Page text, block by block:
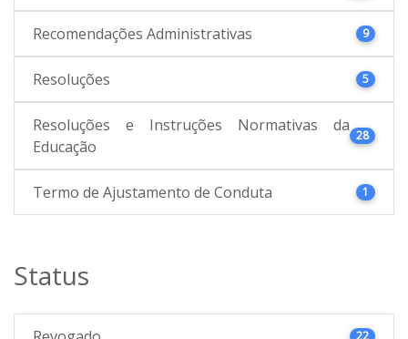
Recomendações Administrativas 9
Resoluções 5
Resoluções e Instruções Normativas da
Educação
28
Termo de Ajustamento de Conduta 1
Status
22